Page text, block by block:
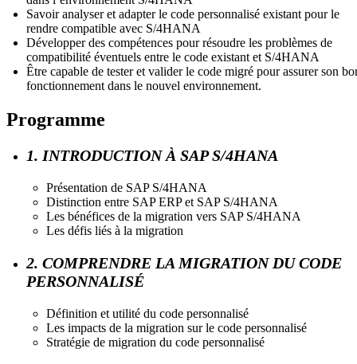
Savoir analyser et adapter le code personnalisé existant pour le
rendre compatible avec S/4HANA
Développer des compétences pour résoudre les problèmes de
compatibilité éventuels entre le code existant et S/4HANA
Être capable de tester et valider le code migré pour assurer son
fonctionnement dans le nouvel environnement.
Programme
1. INTRODUCTION À SAP S/4HANA
Présentation de SAP S/4HANA
Distinction entre SAP ERP et SAP S/4HANA
Les bénéfices de la migration vers SAP S/4HANA
Les défis liés à la migration
2. COMPRENDRE LA MIGRATION DU CODE
PERSONNALISÉ
Définition et utilité du code personnalisé
Les impacts de la migration sur le code personnalisé
Stratégie de migration du code personnalisé